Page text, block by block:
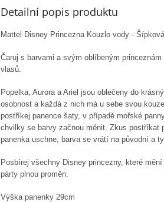
Detailní popis produktu
Mattel Disney Princezna Kouzlo vody -
Čaruj s barvami a svým oblíbeným
vlasů.
Popelka, Aurora a Ariel jsou oblečeny do
osobnost a každá z nich má u sebe svou
postříkej panence šaty, v případě mořské
chvilky se barvy začnou měnit. Zkus postříkat
panenka uschne, barva se vrátí na původní a
Posbírej všechny Disney princezny, které
párty plnou proměn.
Výška panenky 29cm